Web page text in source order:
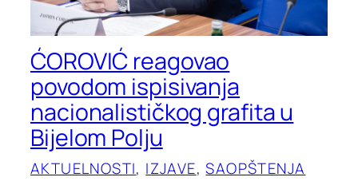
ĆOROVIĆ reagovao
povodom ispisivanja
nacionalističkog grafita u
Bijelom Polju
AKTUELNOSTI, IZJAVE, SAOPŠTENJA